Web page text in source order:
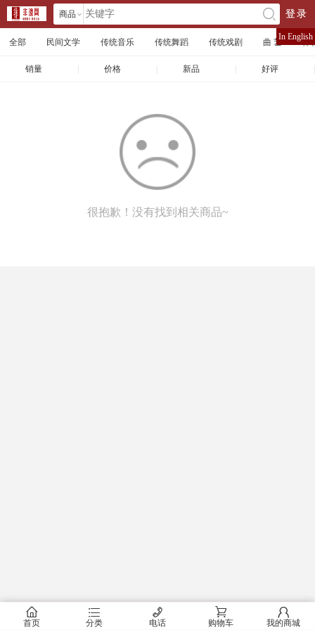
商品 󰄘 登录
全部 民间文学 传统音乐 传统舞蹈 传统戏剧 曲 艺 体
销量 价格 新品 好评
很抱歉！没有找到相关商品~
In English
󰂠
首页
󰂦
分类
󰄫
电话
󰂟
购物车
󰂢
我的商城